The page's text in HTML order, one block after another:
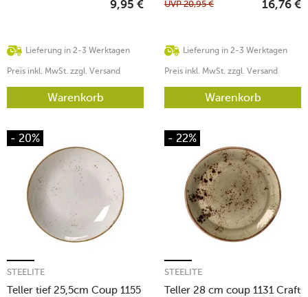
Lieferung in 2-3 Werktagen
9,95 €
Preis inkl. MwSt. zzgl. Versand
Warenkorb
Lieferung in 2-3 Werktagen
UVP20,95 € 16,76 €
Preis inkl. MwSt. zzgl. Versand
Warenkorb
- 20%
Teller tief 25,5cm Coup 1155
STEELITE
- 22%
Teller 28 cm coup 1131 Craft
STEELITE